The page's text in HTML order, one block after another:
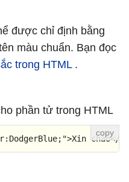
được chỉ định bằng
màu chuẩn. Bạn đọc
trong HTML.
phần tử trong HTML
>Xin chào</